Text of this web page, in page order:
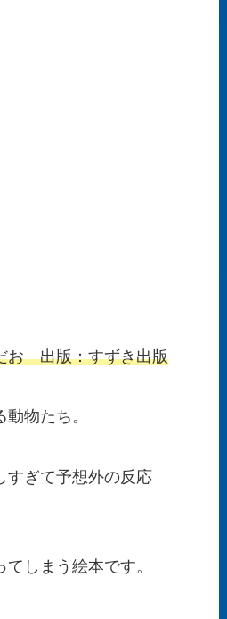
お 出版：すずき出版
物たち。
すぎて予想外の反応
しまう絵本です。